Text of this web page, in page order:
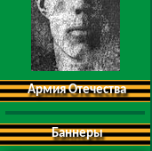
Армия Отечества
Баннеры